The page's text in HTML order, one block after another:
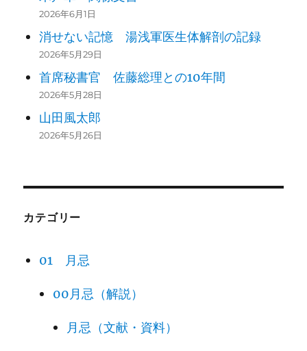
2026年6月1日
消せない記憶 湯浅軍医生体解剖の記録
2026年5月29日
首席秘書官 佐藤総理との10年間
2026年5月28日
山田風太郎
2026年5月26日
カテゴリー
01 月忌
00月忌（解説）
月忌（文献・資料）